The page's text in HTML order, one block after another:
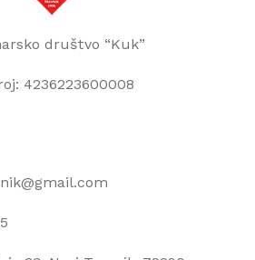
društvo “Kuk”
4236223600008